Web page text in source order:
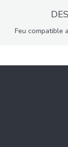
Feu compatible